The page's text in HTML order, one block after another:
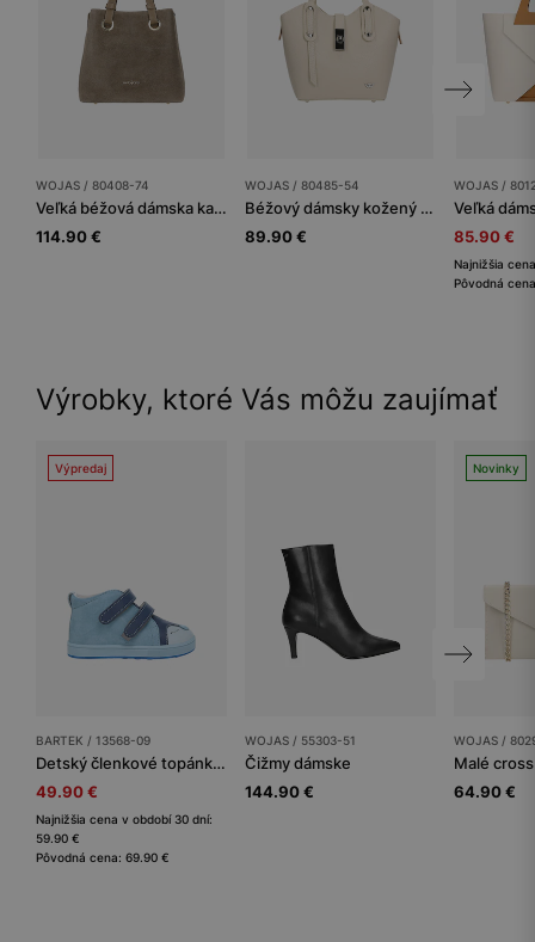
WOJAS / 80408-74
Veľká béžová dámska kabelka z kombinovaných kož
114.90 €
WOJAS / 80485-54
Béžový dámsky kožený kufrík s kovovým zapínaním
89.90 €
WOJAS /
85.90 €
Najnižšia
Pôvodná
Výrobky, ktoré Vás môžu zaujímať
Výpredaj
BARTEK / 13568-09
Detský členkové topánky BARTEK
49.90 €
Najnižšia cena v období 30 dní:
59.90 €
Pôvodná cena: 69.90 €
WOJAS / 55303-51
Čižmy dámske
144.90 €
Novinky
WOJAS /
64.90 €